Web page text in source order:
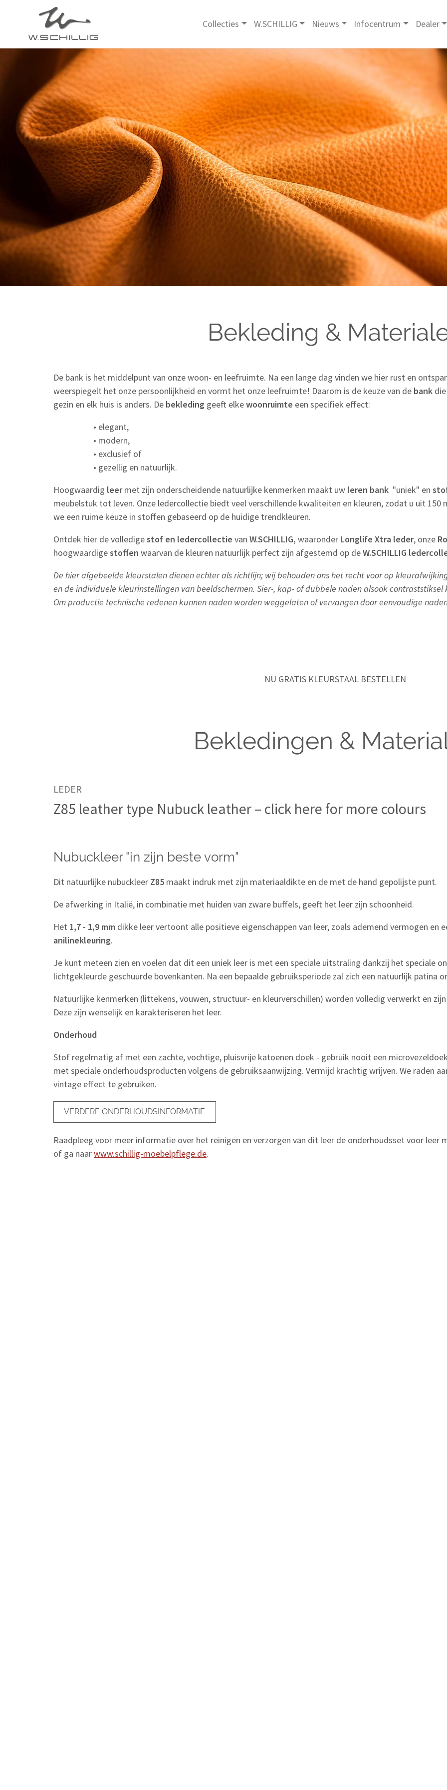
Collecties W.SCHILLIG Nieuws Infocentrum Dealer
Bekleding &
De bank is het middelpunt van onze woon- en leefruimte. Na een lange dag vinden we hier rust en
weerspiegelt het onze persoonlijkheid en vormt het onze leefruimte! Daarom is de keuze van de bank
gezin en elk huis is anders. De bekleding geeft elkewoonruimte een specifiek effect:
• elegant,
• modern,
• exclusief of
• gezellig en natuurlijk.
Hoogwaardig leermet zijn onderscheidende natuurlijke kenmerken maakt uw leren bank "uniek" en
meubelstuk tot leven. Onze ledercollectie biedt veel verschillende kwaliteiten en kleuren, zodat u uit 150
we een ruime keuze in stoffen gebaseerd op de huidige trendkleuren.
Ontdek hier de volledigestof en ledercollectie van W.SCHILLIG, waaronder Longlife Xtra leder, onze
hoogwaardigestoffen waarvan de kleuren natuurlijk perfect zijn afgestemd op deW.SCHILLIG
De hier afgebeelde kleurstalen dienen echter als richtlijn; wij behouden ons het recht voor op
en de individuele kleurinstellingen van beeldschermen. Sier-, kap- of dubbele naden alsook
Om productie technische redenen kunnen naden worden weggelaten of vervangen door eenvoudige
NU GRATIS KLEURSTAAL BESTELLEN
Bekledingen &
LEDER
Z85 leather type Nubuck leather – click here for more colours
Nubuckleer "in zijn beste vorm"
Dit natuurlijke nubuckleer Z85 maakt indruk met zijn materiaaldikte en de met de hand gepolijste punt.
De afwerking in Italië, in combinatie met huiden van zware buffels, geeft het leer zijn schoonheid.
Het 1,7 - 1,9 mm dikke leer vertoont alle positieve eigenschappen van leer, zoals ademend vermogen en
anilinekleuring.
Je kunt meteen zien en voelen dat dit een uniek leer is met een speciale uitstraling dankzij het speciale
lichtgekleurde geschuurde bovenkanten. Na een bepaalde gebruiksperiode zal zich een natuurlijk patina
Natuurlijke kenmerken (littekens, vouwen, structuur- en kleurverschillen) worden volledig verwerkt en
Deze zijn wenselijk en karakteriseren het leer.
Onderhoud
Stof regelmatig af met een zachte, vochtige, pluisvrije katoenen doek - gebruik nooit een
met speciale onderhoudsproducten volgens de gebruiksaanwijzing. Vermijd krachtig wrijven. We raden
vintage effect te gebruiken.
VERDERE ONDERHOUDSINFORMATIE
Raadpleeg voor meer informatie over het reinigen en verzorgen van dit leer de onderhoudsset voor
of ga naarwww.schillig-moebelpflege.de.